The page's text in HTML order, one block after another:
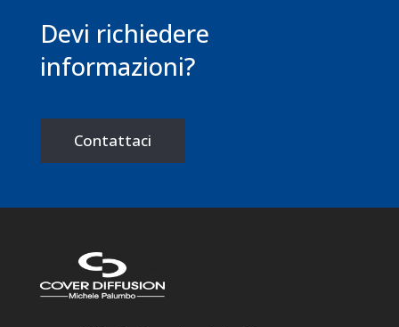
Devi richiedere
informazioni?
Contattaci